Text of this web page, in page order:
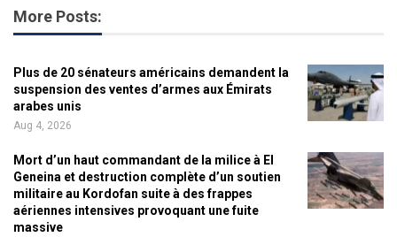
More Posts:
Plus de 20 sénateurs américains demandent la
suspension des ventes d’armes aux Émirats
arabes unis
Aug 4, 2026
Mort d’un haut commandant de la milice à El
Geneina et destruction complète d’un soutien
militaire au Kordofan suite à des frappes
aériennes intensives provoquant une fuite
massive